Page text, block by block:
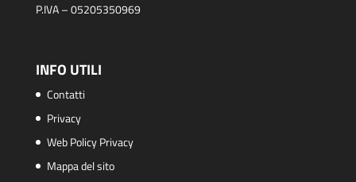
P.IVA – 05205350969
INFO UTILI
Contatti
Privacy
Web Policy Privacy
Mappa del sito